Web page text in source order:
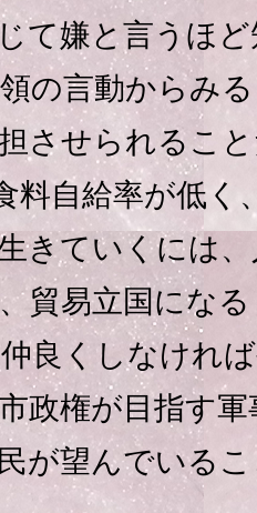
て嫌と言うほ
の言動からみ
させられるこ
料自給率が低く
きていくには
貿易立国にな
良くしなけれ
政権が目指す
が望んでいる